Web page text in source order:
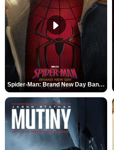
Spider-Man: Brand New Day Bande-annonce VO STFR